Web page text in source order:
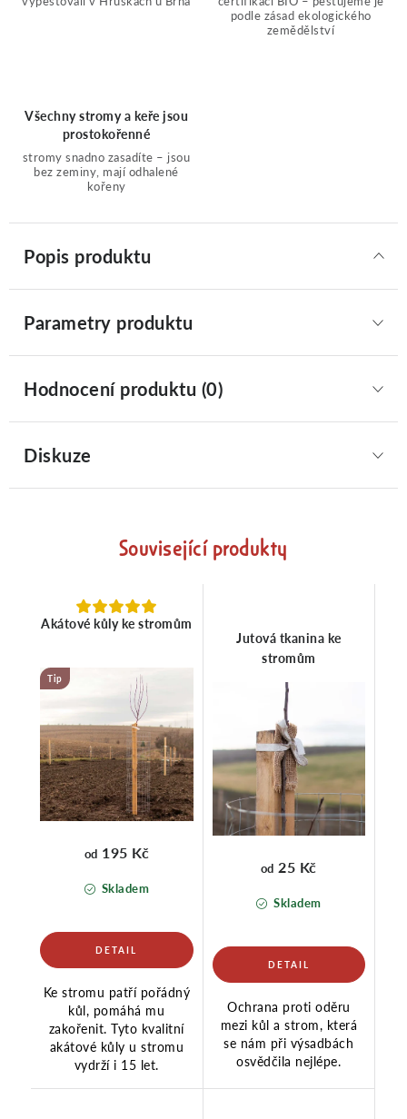
podle zásad ekologického
zemědělství
Všechny stromy a keře jsou
prostokořenné
stromy snadno zasadíte – jsou
bez zeminy, mají odhalené
kořeny
Popis produktu
Parametry produktu
Hodnocení produktu (0)
Diskuze
Související produkty
Akátové kůly ke stromům
Tip
Skladem
od 195 Kč
Ke stromu patří pořádný
kůl, pomáhá mu
zakořenit. Tyto kvalitní
akátové kůly u stromu
vydrží i 15 let.
Jutová tkanina ke
stromům
Skladem
od 25 Kč
Ochrana proti oděru
mezi kůl a strom, která
se nám při výsadbách
osvědčila nejlépe.